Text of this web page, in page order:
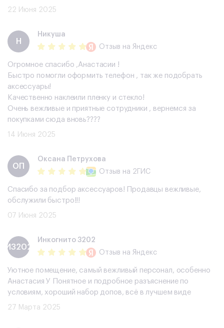
22 Июня 2025
Н
Никуша
Отзыв на Яндекс
Огромное спасибо ,Анастасии !
Быстро помогли оформить телефон , так же подобрать
аксессуары!
Качественно наклеили пленку и стекло!
Очень вежливые и приятные сотрудники , вернемся за
покупками сюда вновь????
14 Июня 2025
​ОП
​Оксана Петрухова
Отзыв на 2ГИС
Спасибо за подбор аксессуаров! Продавцы вежливые,
обслужили быстро!!!
07 Июня 2025
И3202
Инкогнито 3202
Отзыв на Яндекс
Уютное помещение, самый вежливый персонал, особенно
Анастасия У Понятное и подробное разъяснение по
условиям, хороший набор допов, всë в лучшем виде
27 Марта 2025